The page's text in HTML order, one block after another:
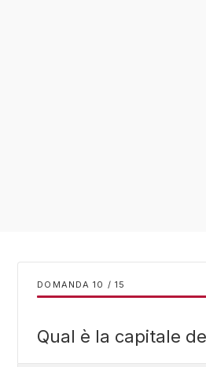
DOMANDA / 15
Qual è la capitale